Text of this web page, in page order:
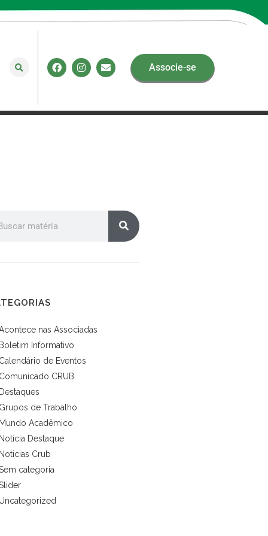
Associe-se
nas Associadas
Boletim Informativo
Calendário de Eventos
Comunicado CRUB
Destaques
Grupos de Trabalho
Mundo Acadêmico
Notícia Destaque
Noticias Crub
categoria
Uncategorized